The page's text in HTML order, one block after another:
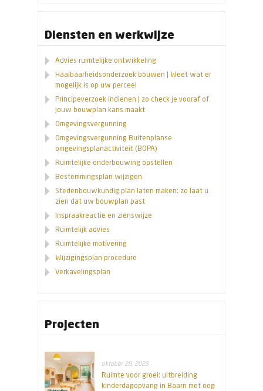
Diensten en werkwijze
Advies ruimtelijke ontwikkeling
Haalbaarheidsonderzoek bouwen | Weet wat er
mogelijk is op uw perceel
Principeverzoek indienen | zo check je vooraf of
jouw bouwplan kans maakt
Omgevingsvergunning
Omgevingsvergunning Buitenplanse
omgevingsplanactiviteit (BOPA)
Ruimtelijke onderbouwing opstellen
Bestemmingsplan wijzigen
Stedenbouwkundig plan laten maken: zo laat u
zien dat uw bouwplan past
Inspraakreactie en zienswijze
Ruimtelijk advies
Ruimtelijke motivering
Wijzigingsplan procedure
Verkavelingsplan
Projecten
oktober 28, 2025
Ruimte voor groei: uitbreiding
kinderdagopvang in Baarn met oog